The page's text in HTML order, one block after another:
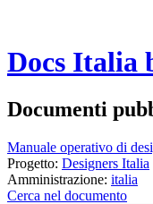
Docs Italia
Documenti
Manuale operativo di
Progetto: Designers Italia
Amministrazione: italia
Cerca nel documento